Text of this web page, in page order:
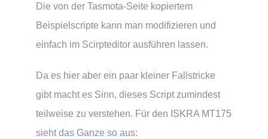
Die von der Tasmota-Seite kopiertem
Beispielscripte kann man modifizieren und
einfach im Scirpteditor ausführen lassen.
Da es hier aber ein paar kleiner Fallstricke
gibt macht es Sinn, dieses Script zumindest
teilweise zu verstehen. Für den ISKRA MT175
sieht das Ganze so aus: